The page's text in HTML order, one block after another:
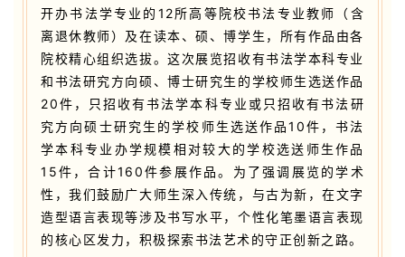
开办书法学专业的12所高等院校书法专业教师（含
离退休教师）及在读本、硕、博学生，所有作品由各
院校精心组织选拔。这次展览招收有书法学本科专业
和书法研究方向硕、博士研究生的学校师生选送作品
20件，只招收有书法学本科专业或只招收有书法研
究方向硕士研究生的学校师生选送作品10件，书法
学本科专业办学规模相对较大的学校选送师生作品
15件，合计160件参展作品。为了强调展览的学术
性，我们鼓励广大师生深入传统，与古为新，在文字
造型语言表现等涉及书写水平，个性化笔墨语言表现
的核心区发力，积极探索书法艺术的守正创新之路。